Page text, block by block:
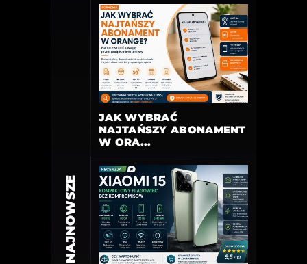
NAJNOWSZE
JAK WYBRAĆ
NAJTAŃSZY ABONAMENT
W ORA...